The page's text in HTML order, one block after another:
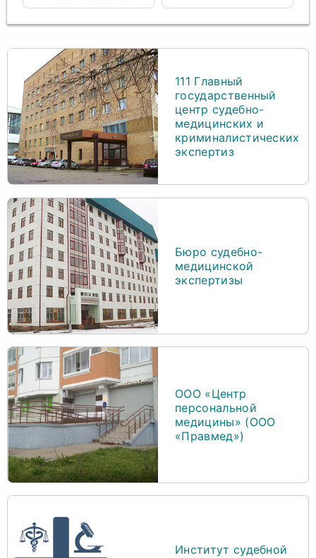
111 Главный
государственный
центр судебно-
медицинских и
криминалистических
экспертиз
Бюро судебно-
медицинской
экспертизы
ООО «Центр
персональной
медицины» (ООО
«Правмед»)
Институт судебной